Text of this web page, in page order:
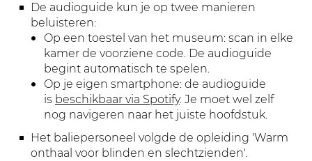
De audioguide kun je op twee manieren
beluisteren:
Op een toestel van het museum: scan in elke
kamer de voorziene code. De audioguide
begint automatisch te spelen.
Op je eigen smartphone: de audioguide
is beschikbaar via Spotify. Je moet wel zelf
nog navigeren naar het juiste hoofdstuk.
Het baliepersoneel volgde de opleiding 'Warm
onthaal voor blinden en slechtzienden'.